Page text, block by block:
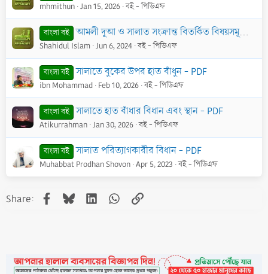
mhmithun Jan 15, 2026 বই - পিডিএফ
বাংলা বই আমলী দুআ ও সালাত সংক্রান্ত বিতর্কিত বিষয়সমূহের সমাধান - PDF
Shahidul Islam Jun 6, 2024 বই - পিডিএফ
বাংলা বই সালাতে বুকের উপর হাত বাঁধুন - PDF
ibn Mohammad Feb 10, 2026 বই - পিডিএফ
বাংলা বই সালাতে হাত বাঁধার বিধান এবং স্থান - PDF
Atikurrahman Jan 30, 2026 বই - পিডিএফ
বাংলা বই সালাত পরিত্যাগকারীর বিধান - PDF
Muhabbat Prodhan Shovon Apr 5, 2023 বই - পিডিএফ
Share: Facebook
BlueskyLinkedInWhatsApp
Link